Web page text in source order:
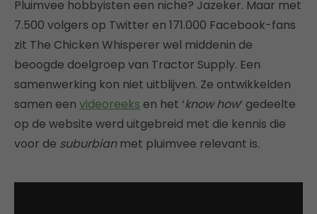
Pluimvee hobbyisten een niche? Jazeker. Maar met
7.500 volgers op Twitter en 171.000 Facebook-fans
zit The Chicken Whisperer wel middenin de
beoogde doelgroep van Tractor Supply. Een
samenwerking kon niet uitblijven. Ze ontwikkelden
samen een videoreeks en het ‘know how‘ gedeelte
op de website werd uitgebreid met die kennis die
voor de suburbianmet pluimvee relevant is.